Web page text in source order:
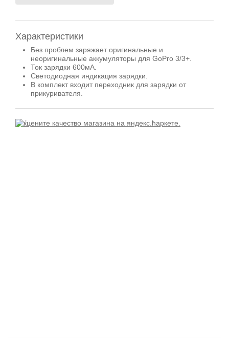
Характеристики
Без проблем заряжает оригинальные и
неоригинальные аккумуляторы для GoPro 3/3+.
Ток зарядки 600мА.
Светодиодная индикация зарядки.
В комплект входит переходник для зарядки от
прикуривателя.